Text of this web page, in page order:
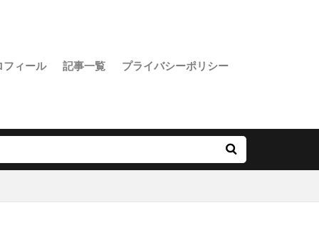
フィール 記事一覧 プライバシーポリシー